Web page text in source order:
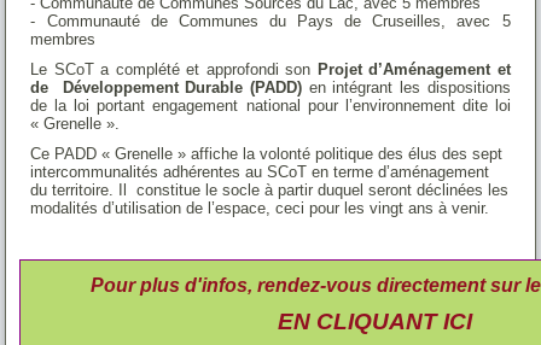
- Communauté de Communes du Pays de Cruseilles, avec 5
membres
Le SCoT a complété et approfondi son Projet d’Aménagement et
de Développement Durable (PADD) en intégrant les dispositions
de la loi portant engagement national pour l’environnement dite loi
« Grenelle ».
Ce PADD « Grenelle » affiche la volonté politique des élus des sept
intercommunalités adhérentes au SCoT en terme d’aménagement
du territoire. Il constitue le socle à partir duquel seront déclinées les
modalités d’utilisation de l’espace, ceci pour les vingt ans à venir.
Pour plus d'infos, rendez-vous directement sur
EN CLIQUANT ICI